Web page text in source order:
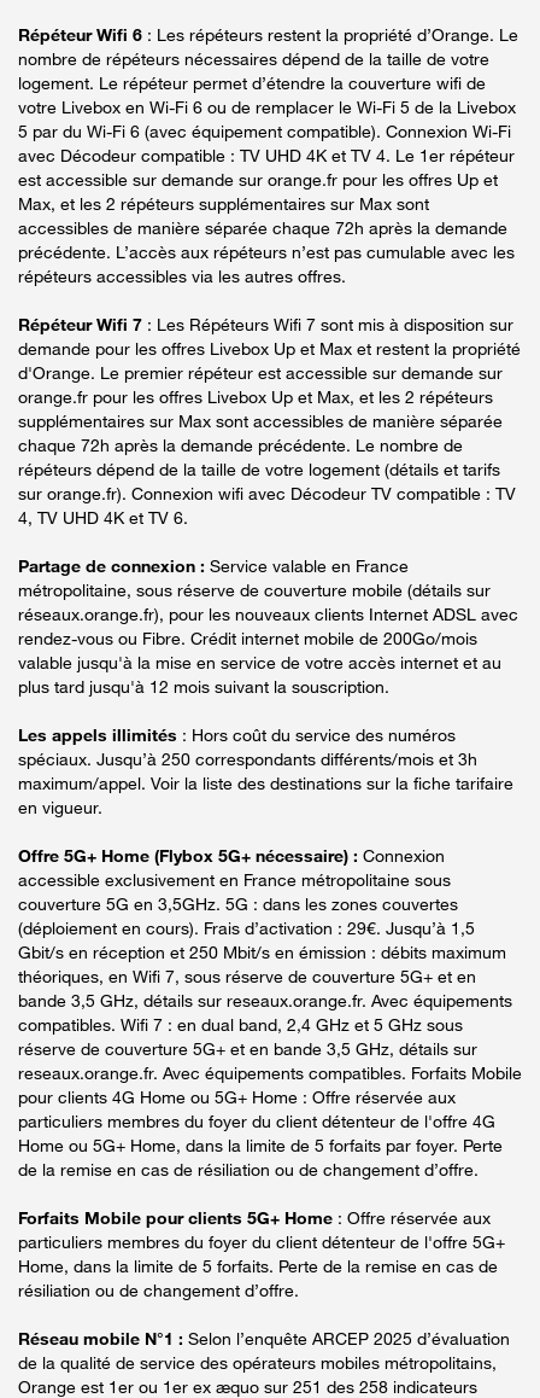
Répéteur Wifi 6 : Les répéteurs restent la propriété d’Orange. Le
nombre de répéteurs nécessaires dépend de la taille de votre
logement. Le répéteur permet d’étendre la couverture wifi de
votre Livebox en Wi-Fi 6 ou de remplacer le Wi-Fi 5 de la Livebox
5 par du Wi-Fi 6 (avec équipement compatible). Connexion Wi-Fi
avec Décodeur compatible : TV UHD 4K et TV 4. Le 1er répéteur
est accessible sur demande sur orange.fr pour les offres Up et
Max, et les 2 répéteurs supplémentaires sur Max sont
accessibles de manière séparée chaque 72h après la demande
précédente. L’accès aux répéteurs n’est pas cumulable avec les
répéteurs accessibles via les autres offres.
Répéteur Wifi 7 : Les Répéteurs Wifi 7 sont mis à disposition sur
demande pour les offres Livebox Up et Max et restent la propriété
d'Orange. Le premier répéteur est accessible sur demande sur
orange.fr pour les offres Livebox Up et Max, et les 2 répéteurs
supplémentaires sur Max sont accessibles de manière séparée
chaque 72h après la demande précédente. Le nombre de
répéteurs dépend de la taille de votre logement (détails et tarifs
sur orange.fr). Connexion wifi avec Décodeur TV compatible : TV
4, TV UHD 4K et TV 6.
Partage de connexion : Service valable en France
métropolitaine, sous réserve de couverture mobile (détails sur
réseaux.orange.fr), pour les nouveaux clients Internet ADSL avec
rendez-vous ou Fibre. Crédit internet mobile de 200Go/mois
valable jusqu'à la mise en service de votre accès internet et au
plus tard jusqu'à 12 mois suivant la souscription.
Les appels illimités : Hors coût du service des numéros
spéciaux. Jusqu’à 250 correspondants différents/mois et 3h
maximum/appel. Voir la liste des destinations sur la fiche tarifaire
en vigueur.
Offre 5G+ Home (Flybox 5G+ nécessaire) : Connexion
accessible exclusivement en France métropolitaine sous
couverture 5G en 3,5GHz. 5G : dans les zones couvertes
(déploiement en cours). Frais d’activation : 29€. Jusqu’à 1,5
Gbit/s en réception et 250 Mbit/s en émission : débits maximum
théoriques, en Wifi 7, sous réserve de couverture 5G+ et en
bande 3,5 GHz, détails sur reseaux.orange.fr. Avec équipements
compatibles. Wifi 7 : en dual band, 2,4 GHz et 5 GHz sous
réserve de couverture 5G+ et en bande 3,5 GHz, détails sur
reseaux.orange.fr. Avec équipements compatibles. Forfaits Mobile
pour clients 4G Home ou 5G+ Home : Offre réservée aux
particuliers membres du foyer du client détenteur de l'offre 4G
Home ou 5G+ Home, dans la limite de 5 forfaits par foyer. Perte
de la remise en cas de résiliation ou de changement d’offre.
Forfaits Mobile pour clients 5G+ Home : Offre réservée aux
particuliers membres du foyer du client détenteur de l'offre 5G+
Home, dans la limite de 5 forfaits. Perte de la remise en cas de
résiliation ou de changement d’offre.
Réseau mobile N°1 : Selon l’enquête ARCEP 2025 d’évaluation
de la qualité de service des opérateurs mobiles métropolitains,
Orange est 1er ou 1er ex æquo sur 251 des 258 indicateurs